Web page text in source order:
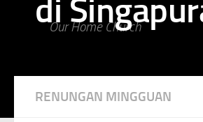
Our Home Church
RENUNGAN MINGGUAN